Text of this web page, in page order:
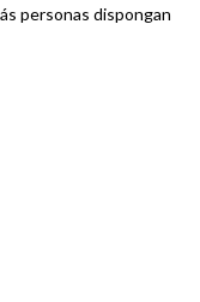
personas dispongan